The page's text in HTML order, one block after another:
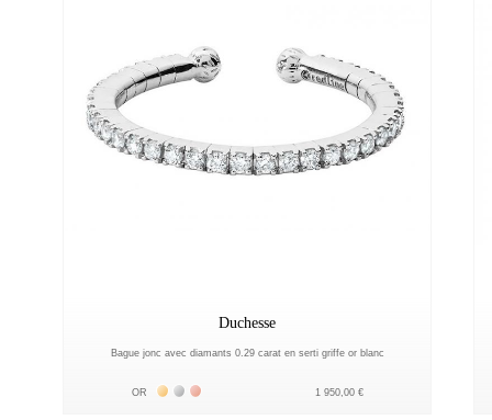
Duchesse
Bague jonc avec diamants 0.29 carat en serti griffe or blanc
OR Жёлтое золото 18К
Белое золото 18К
Розовое золото 18К 1 950,00 €